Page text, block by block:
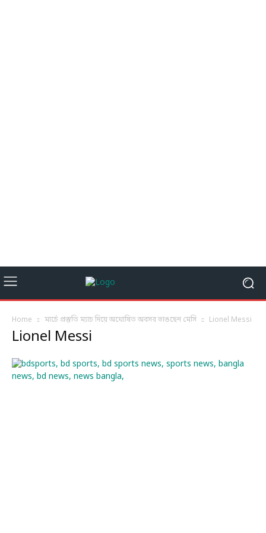
Home মার্চে প্রস্তুতি ম্যাচ দিয়ে অঘোষিত অবসর ভাঙছেন মেসি Lionel Messi
Lionel Messi